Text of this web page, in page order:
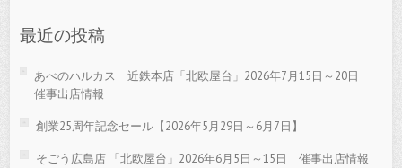
最近の投稿
あべのハルカス 近鉄本店「北欧屋台」2026年7月15日～20日
催事出店情報
創業25周年記念セール【2026年5月29日～6月7日】
そごう広島店 「北欧屋台」2026年6月5日～15日 催事出店情報